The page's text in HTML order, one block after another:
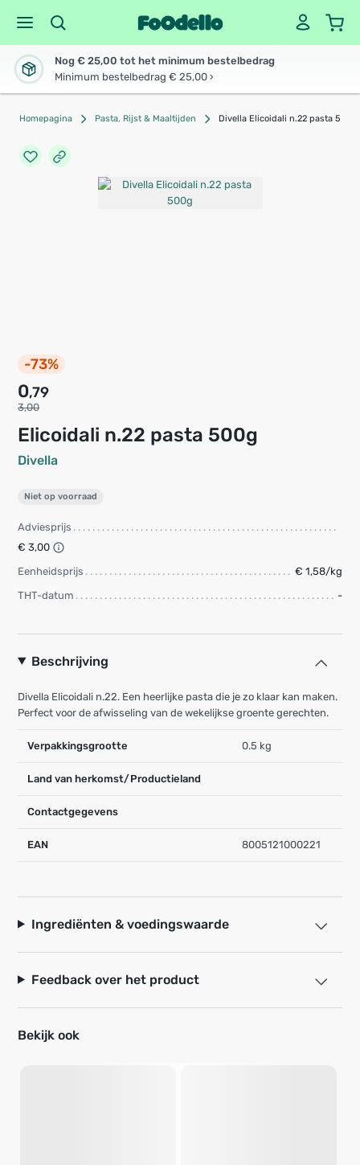
Nog € 25,00 tot het minimum bestelbedrag
Minimum bestelbedrag € 25,00 ›
Homepagina Pasta, Rijst & Maaltijden Divella Elicoidali n.22 pasta 500g
-73%
Elicoidali n.22 pasta 500g
Divella
0,79
3,00
Niet op voorraad
Adviesprijs
€ 3,00
Eenheidsprijs
€ 1,58/kg
THT-datum
-
Beschrijving
Divella Elicoidali n.22. Een heerlijke pasta die je zo klaar kan maken.
Perfect voor de afwisseling van de wekelijkse groente gerechten.
Verpakkingsgrootte 0.5 kg
Land van herkomst/Productieland
Contactgegevens
EAN 8005121000221
Ingrediënten & voedingswaarde
Feedback over het product
Bekijk ook